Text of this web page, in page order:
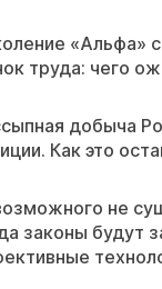
«Альфа»
труда: чего
добыча
Как это
не
законы будут